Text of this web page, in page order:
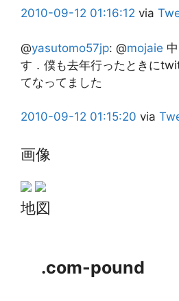
2010-09-12 01:16:12 via
@yasutomo57jp: @mojaie
す．僕も去年行ったときに
てなってました
2010-09-12 01:15:20 via
画像
地図